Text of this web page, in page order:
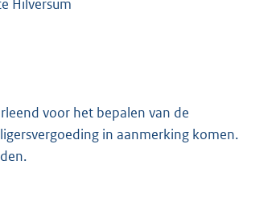
Hilversum
voor het bepalen van de
in aanmerking komen.